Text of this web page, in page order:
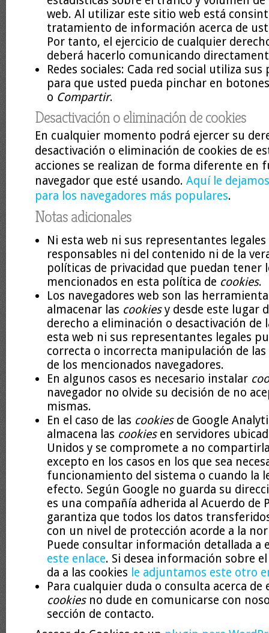
web. Al utilizar este sitio web está
tratamiento de información acerca de
Por tanto, el ejercicio de cualquier
deberá hacerlo comunicando
Redes sociales: Cada red social utiliza
para que usted pueda pinchar en
o Compartir.
Desactivación o eliminación de cookies
En cualquier momento podrá ejercer su
desactivación o eliminación de cookies de
acciones se realizan de forma diferente en
navegador que esté usando. Aquí le
para los navegadores más populares.
Notas adicionales
Ni esta web ni sus representantes legales
responsables ni del contenido ni de la
políticas de privacidad que puedan tener
mencionados en esta política de cookies.
Los navegadores web son las
almacenar las cookiesy desde este lugar
derecho a eliminación o desactivación de
esta web ni sus representantes legales
correcta o incorrecta manipulación de las
de los mencionados navegadores.
En algunos casos es necesario instalar
navegador no olvide su decisión de no
mismas.
En el caso de las cookiesde Google
almacena las cookiesen servidores
Unidos y se compromete a no
excepto en los casos en los que sea
funcionamiento del sistema o cuando la
efecto. Según Google no guarda su
es una compañía adherida al Acuerdo de
garantiza que todos los datos
con un nivel de protección acorde a la
Puede consultar información detallada a
este enlace. Si desea información sobre
da a las cookies le adjuntamos este otro
Para cualquier duda o consulta acerca de
cookiesno dude en comunicarse con
sección de contacto.